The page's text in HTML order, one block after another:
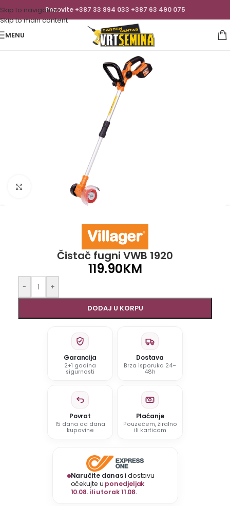
Skip to navigation
Skip to main content
Pozovite +387 33 894 033 +387 63 490 075
MENU
Click to enlarge
Čistač fugni VWB 1920
119.90KM
- +
DODAJ U KORPU
Garancija
2+1 godina
sigurnosti
Dostava
Brza isporuka 24–
48h
Povrat
15 dana od dana
kupovine
Plaćanje
Pouzećem, žiralno
ili karticom
Naručite danasi dostavu
očekujte u ponedjeljak
10.08. ili utorak 11.08.